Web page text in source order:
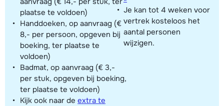
plaatse te voldoen)
Handdoeken, op aanvraag (€
8,- per persoon, opgeven bij
boeking, ter plaatse te
voldoen)
Badmat, op aanvraag (€ 3,-
per stuk, opgeven bij boeking,
ter plaatse te voldoen)
Kijk ook naar de extra te
Je kan tot 4 weken voor
vertrek kosteloos het
aantal personen
wijzigen.